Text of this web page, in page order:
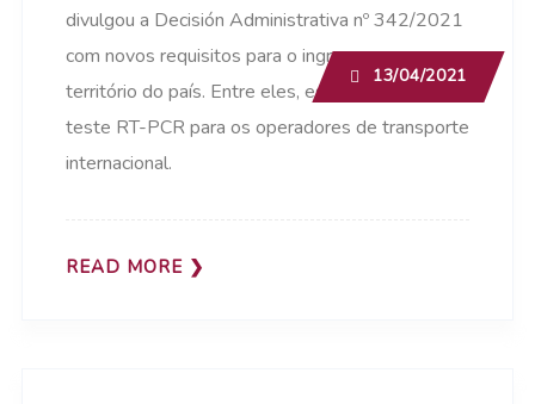
13/04/2021
divulgou a Decisión Administrativa nº 342/2021
com novos requisitos para o ingresso no
território do país. Entre eles, está a exigência de
teste RT-PCR para os operadores de transporte
internacional.
READ MORE